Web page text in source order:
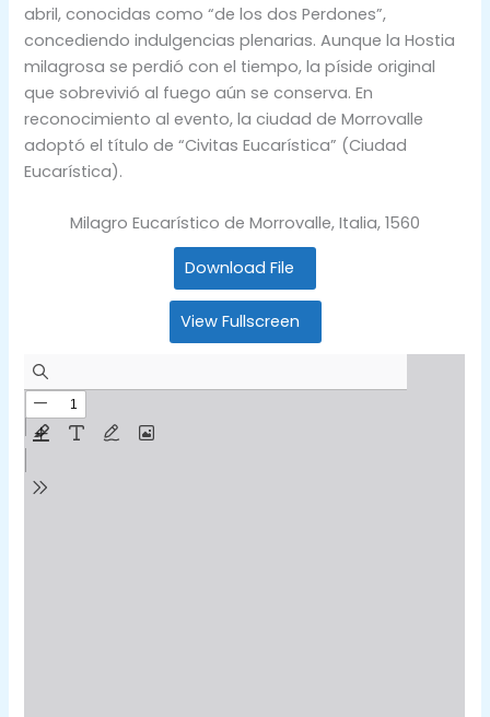
abril, conocidas como “de los dos Perdones”,
concediendo indulgencias plenarias. Aunque la Hostia
milagrosa se perdió con el tiempo, la píside original
que sobrevivió al fuego aún se conserva. En
reconocimiento al evento, la ciudad de Morrovalle
adoptó el título de “Civitas Eucarística” (Ciudad
Eucarística).
Milagro Eucarístico de Morrovalle, Italia, 1560
Download File
View Fullscreen